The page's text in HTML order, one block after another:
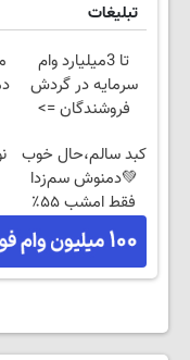
تبلیغات
تا 3میلیارد وام
سرمایه در گردش
فروشندگان =>
کن
کبد سالم،حال خوب
💚دمنوش سم‌زدا
فقط امشب ۵۵٪
تخفیف